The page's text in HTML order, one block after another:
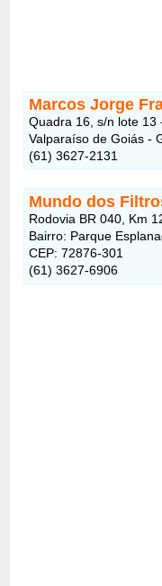
Marcos Jorge
Quadra 16, s/n lote 13
Valparaíso de Goiás -
(61) 3627-2131
Mundo dos
Rodovia BR 040, Km
Bairro: Parque
CEP: 72876-301
(61) 3627-6906